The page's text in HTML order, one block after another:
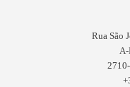
Rua São
A-